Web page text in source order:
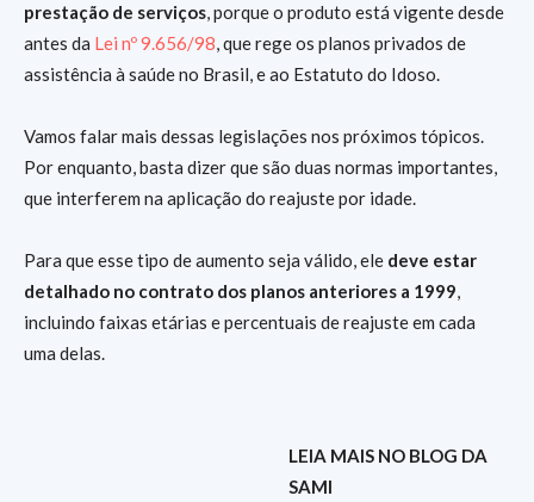
prestação de serviços, porque o produto está vigente desde
antes da Lei nº 9.656/98, que rege os planos privados de
assistência à saúde no Brasil, e ao Estatuto do Idoso.
Vamos falar mais dessas legislações nos próximos tópicos.
Por enquanto, basta dizer que são duas normas importantes,
que interferem na aplicação do reajuste por idade.
Para que esse tipo de aumento seja válido, ele deve estar
detalhado no contrato dos planos anteriores a 1999,
incluindo faixas etárias e percentuais de reajuste em cada
uma delas.
LEIA MAIS NO BLOG DA
SAMI